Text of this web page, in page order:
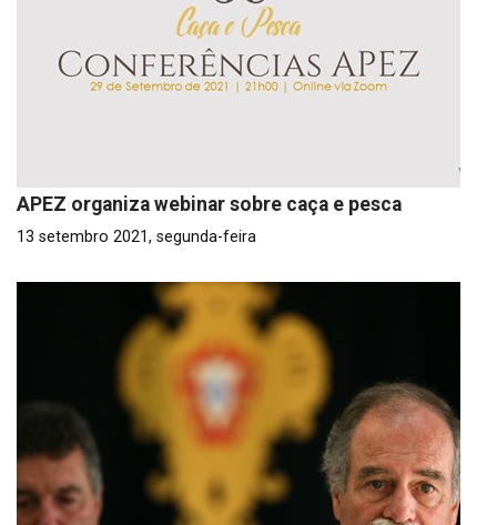
APEZ organiza webinar sobre caça e pesca
13 setembro 2021, segunda-feira